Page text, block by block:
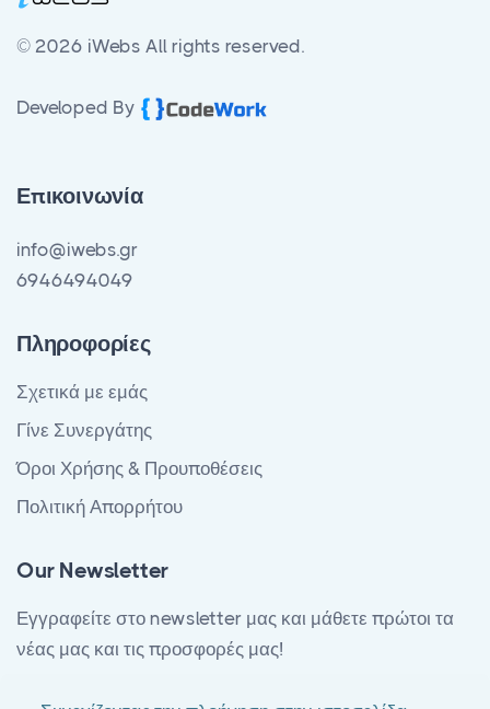
© 2026 iWebs All rights reserved.
Developed By
Επικοινωνία
info@iwebs.gr
6946494049
Πληροφορίες
Σχετικά με εμάς
Γίνε Συνεργάτης
Όροι Χρήσης & Προυποθέσεις
Πολιτική Απορρήτου
Our Newsletter
Εγγραφείτε στο newsletter μας και μάθετε πρώτοι τα
νέας μας και τις προσφορές μας!